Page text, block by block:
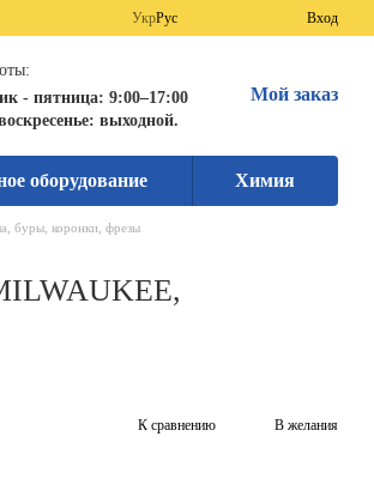
УкрРус Вход
- пятница: 9:00–17:00
выходной.
Мой заказ
оборудование Химия
буры, коронки, фрезы
К сравнению В желания